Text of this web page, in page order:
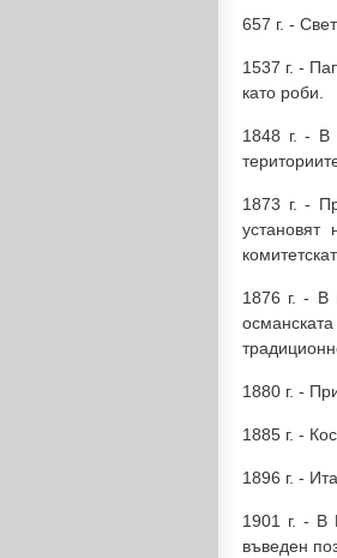
657 г. -
1537 г. -
като роби.
1848 г. - В
1873 г. -
установят
1876 г. - В
1880 г. -
1885 г. -
1896 г. -
1901 г. - В
въведен